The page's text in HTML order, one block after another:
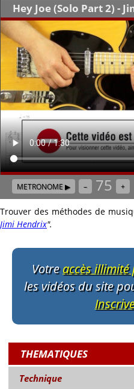
Hey Joe (Solo Part 2) -
METRONOME ▶ – 75 +
Trouver des méthodes de
Jimi Hendrix".
Votreaccès
les vidéos du site
THEMATIQUES
Technique